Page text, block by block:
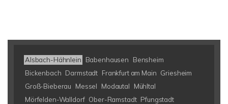
Alsbach-Hähnlein Babenhausen
Bensheim
Bickenbach Darmstadt Frankfurt am Main Griesheim
Groß-Bieberau
Messel Modautal
Mühltal
Mörfelden-Walldorf Ober-Ramstadt Pfungstadt